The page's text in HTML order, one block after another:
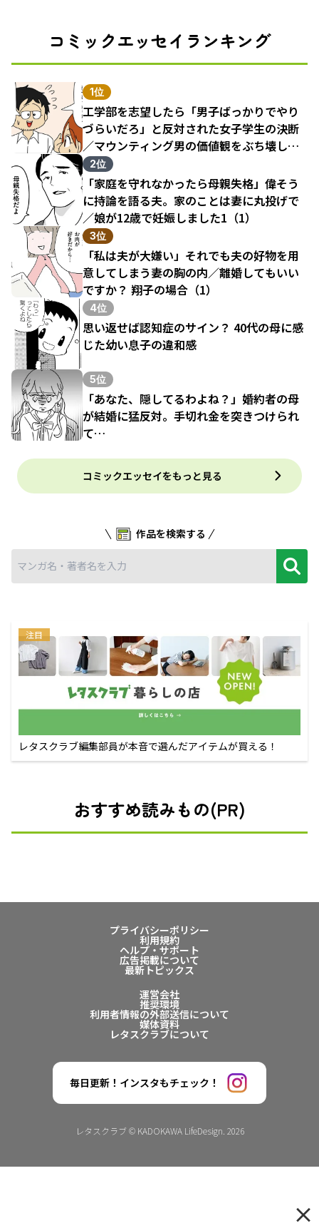
コミックエッセイランキング
1位
工学部を志望したら「男子ばっかりでやり
づらいだろ」と反対された女子学生の決断
／マウンティング男の価値観をぶち壊した
結果（1）
2位
「家庭を守れなかったら母親失格」偉そう
に持論を語る夫。家のことは妻に丸投げで
／娘が12歳で妊娠しました1（1）
3位
「私は夫が大嫌い」それでも夫の好物を用
意してしまう妻の胸の内／離婚してもいい
ですか？ 翔子の場合（1）
4位
思い返せば認知症のサイン？ 40代の母に感
じた幼い息子の違和感
5位
「あなた、隠してるわよね？」婚約者の母
が結婚に猛反対。手切れ金を突きつけられ
て…
コミックエッセイをもっと見る
作品を検索する
注目
レタスクラブ編集部員が本音で選んだアイテムが買える！
おすすめ読みもの(PR)
プライバシーポリシー
利用規約
ヘルプ・サポート
広告掲載について
最新トピックス
運営会社
推奨環境
利用者情報の外部送信について
媒体資料
レタスクラブについて
毎日更新！インスタもチェック！
レタスクラブ © KADOKAWA LifeDesign. 2026
×